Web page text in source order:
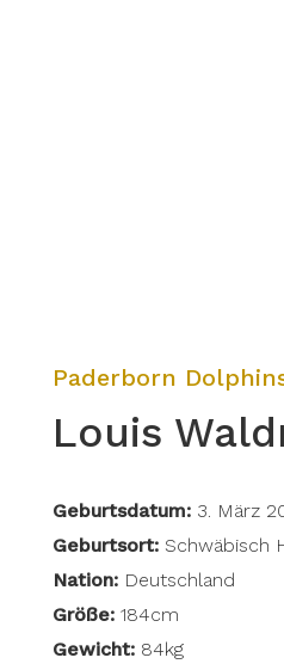
Paderborn
Louis
Geburtsdatum: 3. März
Geburtsort: Schwäbisch
Nation:Deutschland
Größe:184cm
Gewicht:84kg